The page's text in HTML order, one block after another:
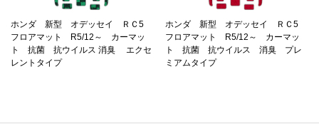
ホンダ 新型 オデッセイ ＲＣ5
フロアマット R5/12～ カーマッ
ト 抗菌 抗ウイルス 消臭 エクセ
レントタイプ
ホンダ 新型 オデッセイ ＲＣ5
フロアマット R5/12～ カーマッ
ト 抗菌 抗ウイルス 消臭 プレ
ミアムタイプ